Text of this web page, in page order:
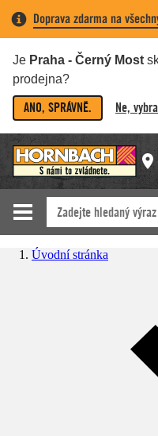
Doprava zdarma na
Je Praha - Černý Most
prodejna?
ANO, SPRÁVNĚ. Ne,
Úvodní stránka